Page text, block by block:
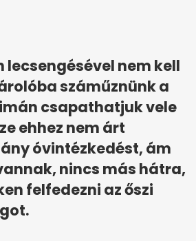
lecsengésével nem kell
száműznünk a
csapathatjuk vele
ehhez nem árt
óvintézkedést, ám
nincs más hátra,
felfedezni az őszi